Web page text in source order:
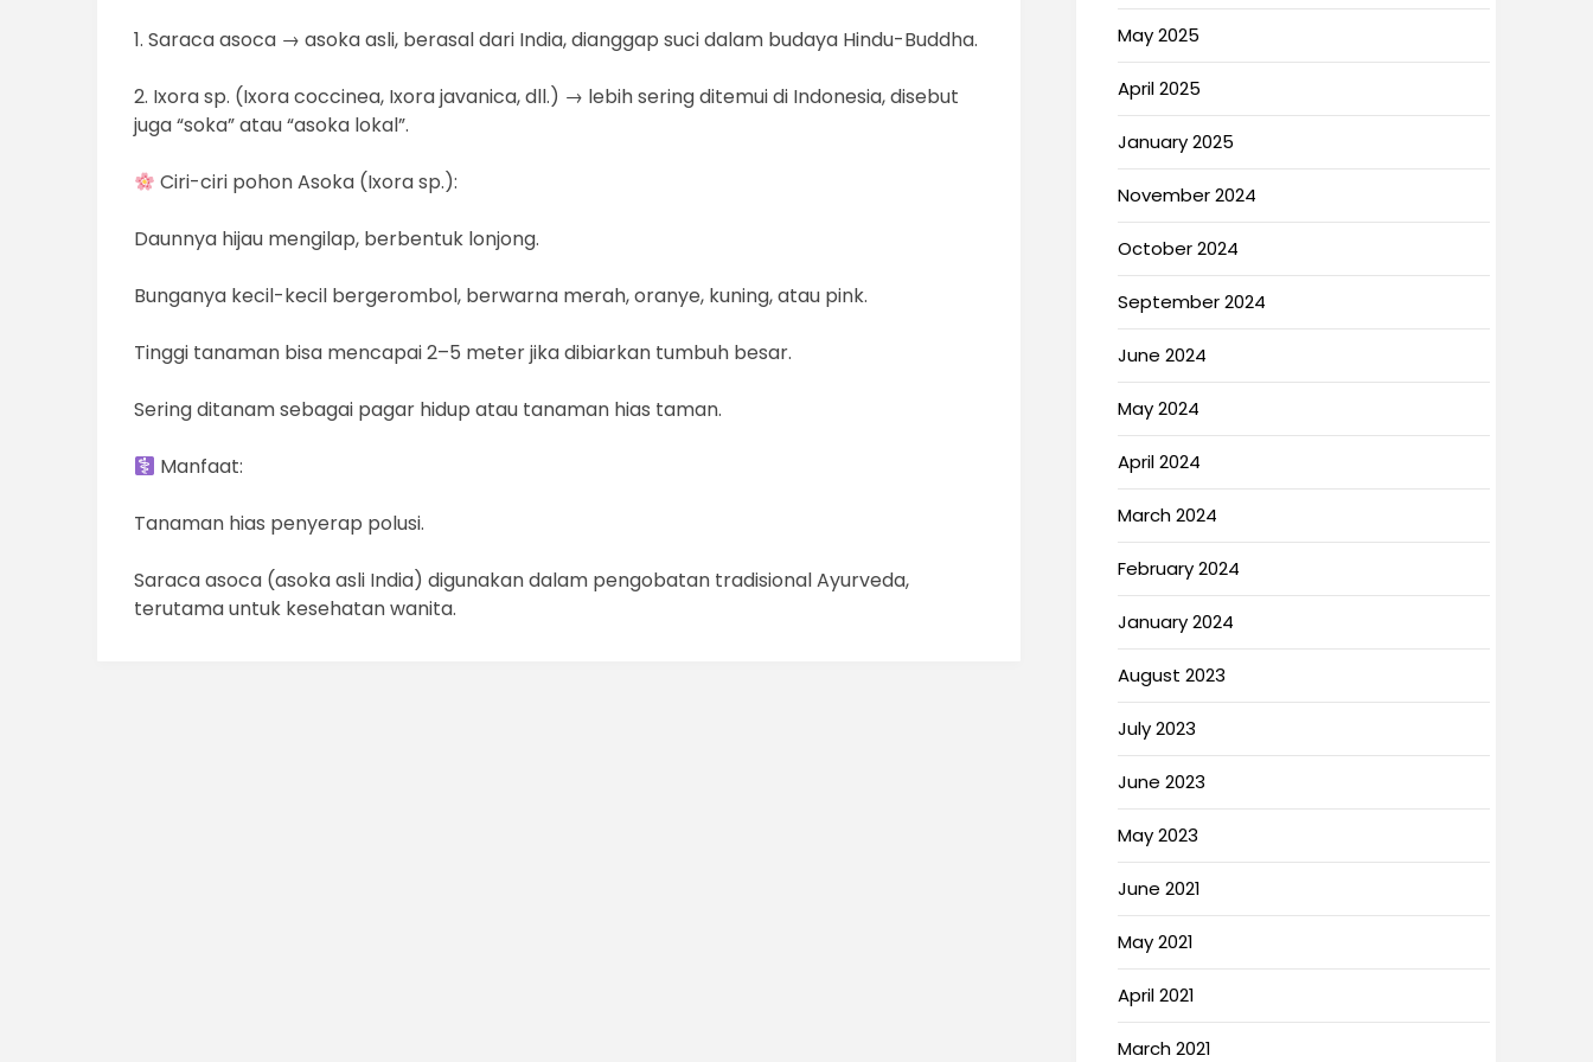
1. Saraca asoca → asoka asli, berasal dari India, dianggap suci dalam budaya Hindu-Buddha.
2. Ixora sp. (Ixora coccinea, Ixora javanica, dll.) → lebih sering ditemui di Indonesia, disebut
juga “soka” atau “asoka lokal”.
Ciri-ciri pohon Asoka (Ixora sp.):
Daunnya hijau mengilap, berbentuk lonjong.
Bunganya kecil-kecil bergerombol, berwarna merah, oranye, kuning, atau pink.
Tinggi tanaman bisa mencapai 2–5 meter jika dibiarkan tumbuh besar.
Sering ditanam sebagai pagar hidup atau tanaman hias taman.
Manfaat:
Tanaman hias penyerap polusi.
Saraca asoca (asoka asli India) digunakan dalam pengobatan tradisional Ayurveda,
terutama untuk kesehatan wanita.
May 2025
April 2025
January 2025
November 2024
October 2024
September 2024
June 2024
May 2024
April 2024
March 2024
February 2024
January 2024
August 2023
July 2023
June 2023
May 2023
June 2021
May 2021
April 2021
March 2021